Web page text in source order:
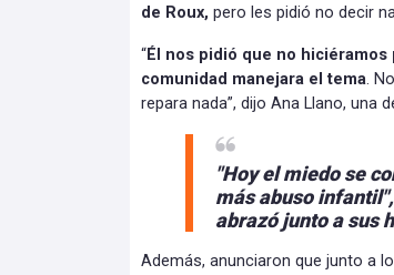
de Roux, pero les pidió no decir
“Él nos pidió que no
comunidad manejara el tema.
repara nada”, dijo Ana Llano, una
"Hoy el miedo se
más abuso
abrazó junto a sus
Además, anunciaron que junto a